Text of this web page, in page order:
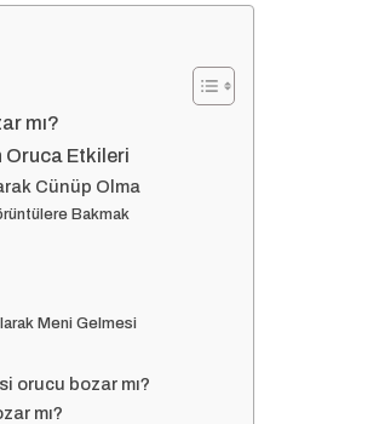
mı?
Oruca Etkileri
Cünüp Olma
Bakmak
Meni Gelmesi
orucu bozar mı?
mı?